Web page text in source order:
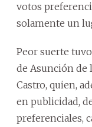
votos
solamente un
Peor suerte
de Asunción de
Castro, quien,
en publicidad,
preferenciales,